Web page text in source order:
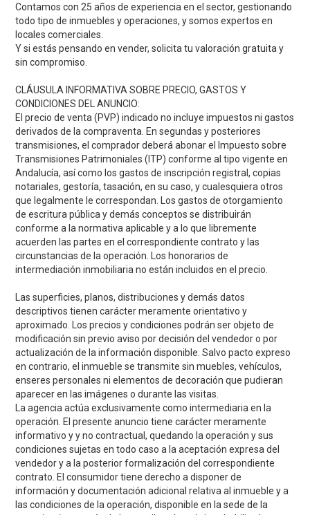
Contamos con 25 años de experiencia en el sector, gestionando
todo tipo de inmuebles y operaciones, y somos expertos en
locales comerciales.
Y si estás pensando en vender, solicita tu valoración gratuita y
sin compromiso.
CLÁUSULA INFORMATIVA SOBRE PRECIO, GASTOS Y
CONDICIONES DEL ANUNCIO:
El precio de venta (PVP) indicado no incluye impuestos ni gastos
derivados de la compraventa. En segundas y posteriores
transmisiones, el comprador deberá abonar el Impuesto sobre
Transmisiones Patrimoniales (ITP) conforme al tipo vigente en
Andalucía, así como los gastos de inscripción registral, copias
notariales, gestoría, tasación, en su caso, y cualesquiera otros
que legalmente le correspondan. Los gastos de otorgamiento
de escritura pública y demás conceptos se distribuirán
conforme a la normativa aplicable y a lo que libremente
acuerden las partes en el correspondiente contrato y las
circunstancias de la operación. Los honorarios de
intermediación inmobiliaria no están incluidos en el precio.
Las superficies, planos, distribuciones y demás datos
descriptivos tienen carácter meramente orientativo y
aproximado. Los precios y condiciones podrán ser objeto de
modificación sin previo aviso por decisión del vendedor o por
actualización de la información disponible. Salvo pacto expreso
en contrario, el inmueble se transmite sin muebles, vehículos,
enseres personales ni elementos de decoración que pudieran
aparecer en las imágenes o durante las visitas.
La agencia actúa exclusivamente como intermediaria en la
operación. El presente anuncio tiene carácter meramente
informativo y y no contractual, quedando la operación y sus
condiciones sujetas en todo caso a la aceptación expresa del
vendedor y a la posterior formalización del correspondiente
contrato. El consumidor tiene derecho a disponer de
información y documentación adicional relativa al inmueble y a
las condiciones de la operación, disponible en la sede de la